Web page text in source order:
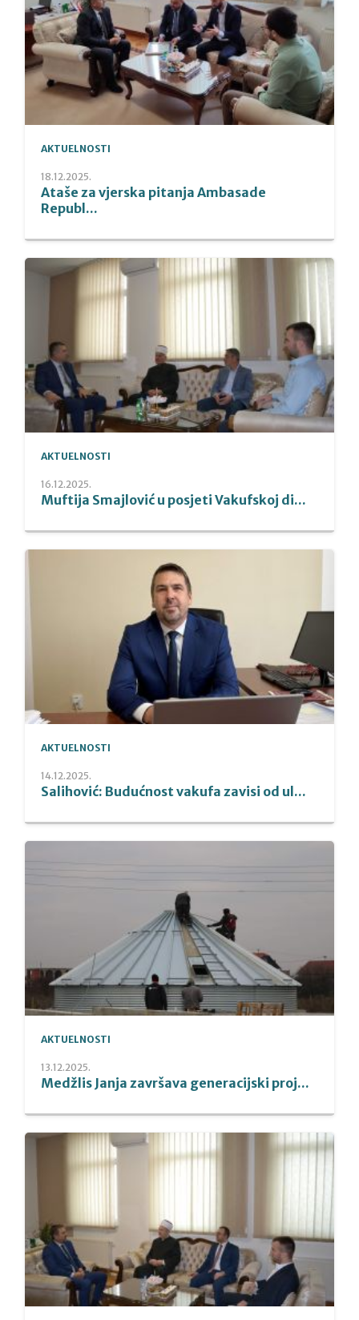
AKTUELNOSTI
18.12.2025.
Ataše za vjerska pitanja Ambasade
Republ...
AKTUELNOSTI
16.12.2025.
Muftija Smajlović u posjeti Vakufskoj di...
AKTUELNOSTI
14.12.2025.
Salihović: Budućnost vakufa zavisi od ul...
AKTUELNOSTI
13.12.2025.
Medžlis Janja završava generacijski proj...